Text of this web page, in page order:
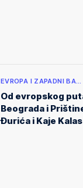
EVROPA I ZAPADNI BA…
Od evropskog
Beograda i
Đurića i Kaje